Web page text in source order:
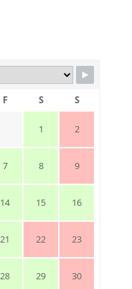
F S S
1 2
7 8 9
14 15 16
21 22 23
28 29 30